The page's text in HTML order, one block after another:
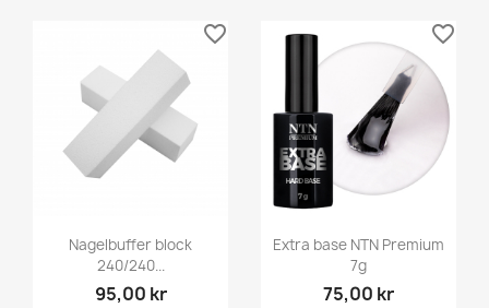
Nagelbuffer block
240/240...
95,00 kr
favorite_border
Extra base NTN Premium
7g
75,00 kr
favorite_border